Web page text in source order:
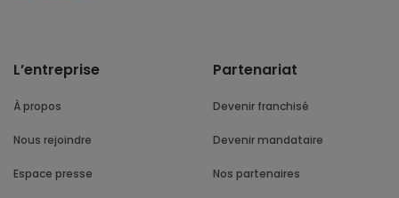
L’entreprise
À propos
Nous rejoindre
Espace presse
Partenariat
Devenir franchisé
Devenir mandataire
Nos partenaires